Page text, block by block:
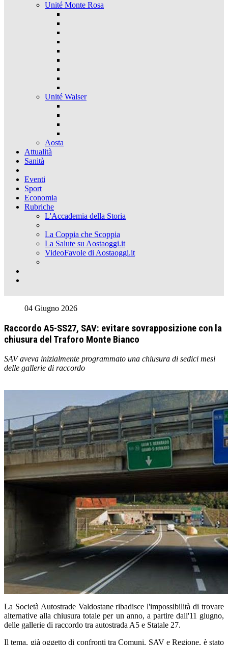
Unité Monte Rosa
Unité Walser
Aosta
Attualità
Sanità
Eventi
Sport
Economia
Rubriche
L'Accademia della Storia
La Coppia che Scoppia
La Salute su Aostaoggi.it
VideoFavole di Aostaoggi.it
04 Giugno 2026
Raccordo A5-SS27, SAV: evitare sovrapposizione con la
chiusura del Traforo Monte Bianco
SAV aveva inizialmente programmato una chiusura di sedici mesi
delle gallerie di raccordo
La Società Autostrade Valdostane ribadisce l'impossibilità di trovare
alternative alla chiusura totale per un anno, a partire dall'11 giugno,
delle gallerie di raccordo tra autostrada A5 e Statale 27.
Il tema, già oggetto di confronti tra Comuni, SAV e Regione, è stato